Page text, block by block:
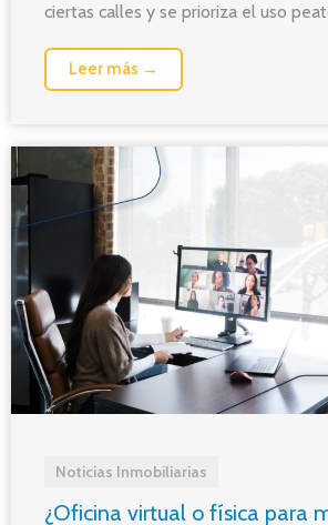
ciertas calles y se prioriza el uso
Leer más →
Noticias Inmobiliarias
¿Oficina virtual o física para